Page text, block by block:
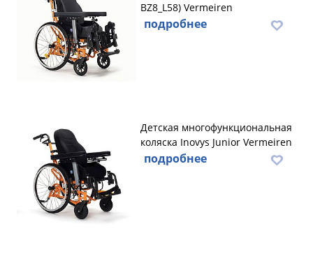
BZ8_L58) Vermeiren
подробнее
Детская многофункциональная
коляска Inovys Junior Vermeiren
подробнее